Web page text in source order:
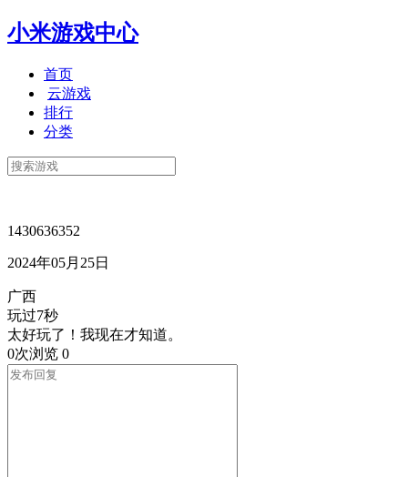
小米游戏中心
首页
云游戏
排行
分类
1430636352
2024年05月25日
广西
玩过7秒
太好玩了！我现在才知道。
0次浏览 0